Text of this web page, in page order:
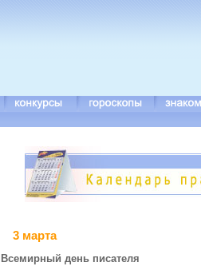
3 марта
Всемирный день писателя